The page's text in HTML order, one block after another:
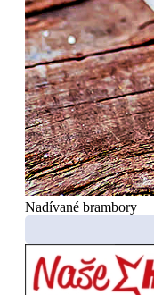
Nadívané brambory